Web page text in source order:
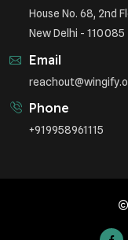
House No. 68, 2nd
New Delhi - 110085
Email
Phone
+919958961115